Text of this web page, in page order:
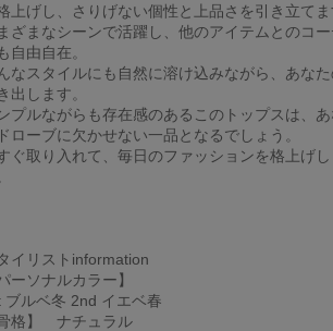
上げし、さりげない個性と上品さを引き立てま
ざまなシーンで活躍し、他のアイテムとのコ
自由自在。
なスタイルにも自然に溶け込みながら、あな
出します。
プルながらも存在感のあるこのトップスは、
ローブに欠かせない一品となるでしょう。
ぐ取り入れて、毎日のファッションを格上げ
イリストinformation
パーソナルカラー】
ブルベ冬 2nd イエベ春
骨格】 ナチュラル